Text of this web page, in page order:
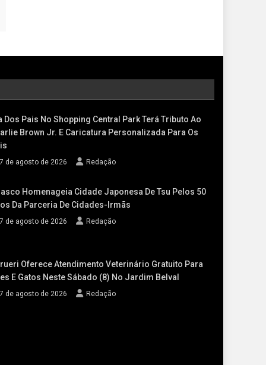
Dos Pais No Shopping Central Park Terá Tributo Ao
Brown Jr. E Caricatura Personalizada Para Os
de agosto de 2026 Redação
Homenageia Cidade Japonesa De Tsu Pelos 50
Da Parceria De Cidades-Irmãs
de agosto de 2026 Redação
Oferece Atendimento Veterinário Gratuito Para
E Gatos Neste Sábado (8) No Jardim Belval
de agosto de 2026 Redação